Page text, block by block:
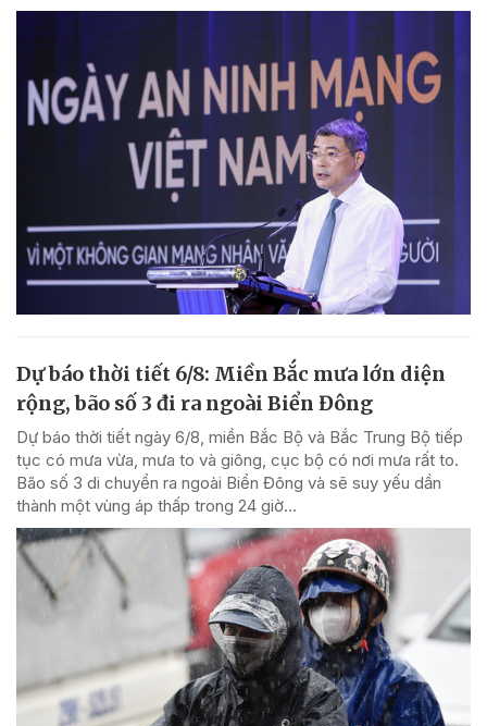
Dự báo thời tiết 6/8: Miền Bắc mưa lớn diện
rộng, bão số 3 đi ra ngoài Biển Đông
Dự báo thời tiết ngày 6/8, miền Bắc Bộ và Bắc Trung Bộ tiếp
tục có mưa vừa, mưa to và giông, cục bộ có nơi mưa rất to.
Bão số 3 di chuyển ra ngoài Biển Đông và sẽ suy yếu dần
thành một vùng áp thấp trong 24 giờ...